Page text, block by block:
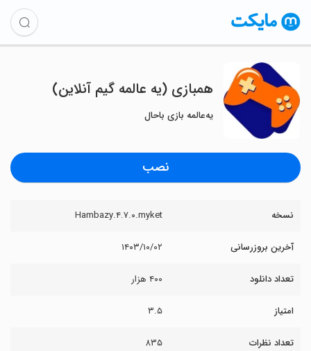
همبازی (یه عالمه گیم آنلاین)
یه‌عالمه بازی باحال
نصب
نسخه Hambazy.۴.۷.۰.myket
آخرین بروزرسانی ۱۴۰۳/۱۰/۰۲
تعداد دانلود ۴۰۰ هزار
امتیاز ۳.۵
تعداد نظرات ۸۳۵